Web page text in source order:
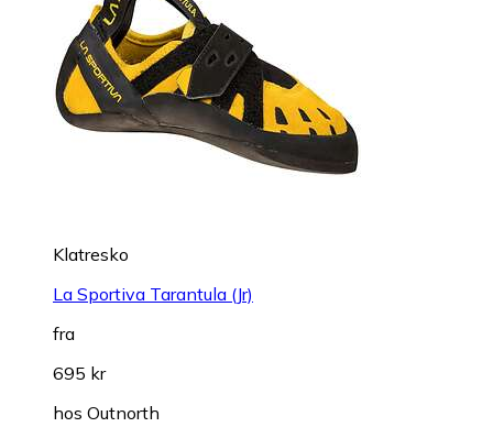
Klatresko
La Sportiva Tarantula (Jr)
fra
695 kr
hos Outnorth